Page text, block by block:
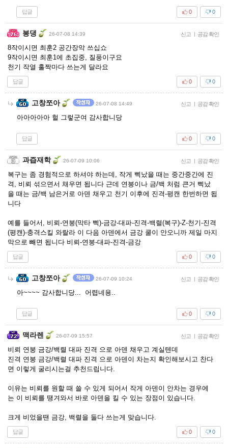
답글 0
0
봉댕 26-07-08 14:39 신고 | 공감 확인
8작이시면 최훈2 공간장악 쓰십쇼
9작이시면 최훈1에 초집중, 질풍이구요
천기 작열 홀짝마다 쓰는게 달라요
답글 0
0
고창쪼아 26-07-08 14:49 신고 | 공감 확인
아아아아아 헐 그렇군여 감사합니당
답글 0
0
과즙재학 26-07-09 10:06 신고 | 공감 확인
복구는 좀 경험적으로 하셔야 하는데, 작게 삑났을 때는 중간중간에 진
격, 비뢰 섞으면서 채우면 됩니다 근데 연붕이나 금/백 처럼 큰거 삑났
을 때는 금/백 남은거로 아덴 채우고 천기 이후에 진격-평캔 한번하면 됩
니다
예를 들어서, 비뢰-연붕(막타 삑)-금강-대파-진격-백렬(복구)-Z-천기-진격
(평캔)-충격스킬 와랄라 이 다음 아덴에서 금강 쿨이 안오니까 제일 마지
막으로 빼면 됩니다 비뢰-연붕-대파-진격-금강
답글 0
0
고창쪼아 26-07-09 10:24 신고 | 공감 확인
아~~~~ 감사합니당... 어렵네용..
답글 0
0
맥라렌 26-07-09 15:57 신고 | 공감 확인
비뢰 연붕 금강/백렬 대파 진격 으로 아덴 채우고 계실텐데
진격 연붕 금강/백렬 대파 진격 으로 아덴이 차는지 확인해보시고 찬다
면 이렇게 굴리시는걸 추천드립니다.
이유는 비뢰를 원할 때 쓸 수 있게 되어서 작게 아덴이 안차는 경우에
는 이 비뢰를 땡겨와서 바로 아덴을 킬 수 있는 장점이 있습니다.
크게 비었을땐 금강, 백렬을 둘다 쓰는게 맞습니다.
답글 0
0